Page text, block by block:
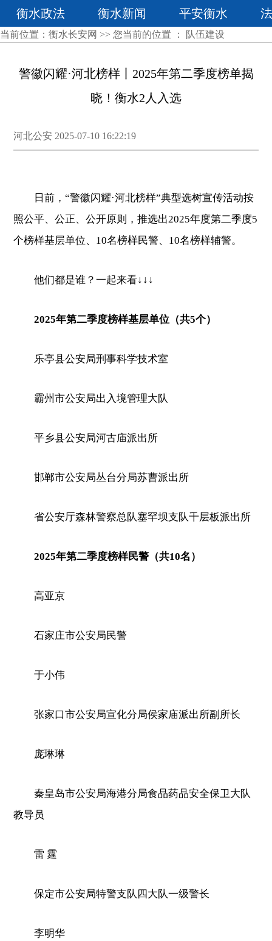
衡水政法 衡水新闻 平安衡水
当前位置： 衡水长安网 >> 您当前的位置 ： 队伍建设
警徽闪耀·河北榜样丨2025年第二季度榜单揭
晓！衡水2人入选
河北公安 2025-07-10 16:22:19
日前，“警徽闪耀·河北榜样”典型选树宣传活动按
照公平、公正、公开原则，推选出2025年度第二季度5
个榜样基层单位、10名榜样民警、10名榜样辅警。
他们都是谁？一起来看↓↓↓
2025年第二季度榜样基层单位（共5个）
乐亭县公安局刑事科学技术室
霸州市公安局出入境管理大队
平乡县公安局河古庙派出所
邯郸市公安局丛台分局苏曹派出所
省公安厅森林警察总队塞罕坝支队千层板派出所
2025年第二季度榜样民警（共10名）
高亚京
石家庄市公安局民警
于小伟
张家口市公安局宣化分局侯家庙派出所副所长
庞琳琳
秦皇岛市公安局海港分局食品药品安全保卫大队
教导员
雷 霆
保定市公安局特警支队四大队一级警长
李明华